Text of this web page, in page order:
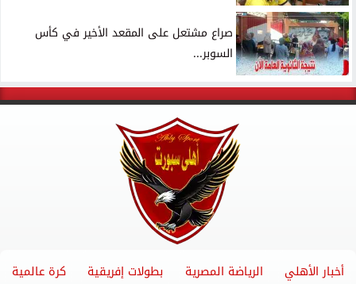
صراع مشتعل على المقعد الأخير في كأس
السوبر...
أخبار الأهلي الرياضة المصرية بطولات إفريقية كرة عالمية